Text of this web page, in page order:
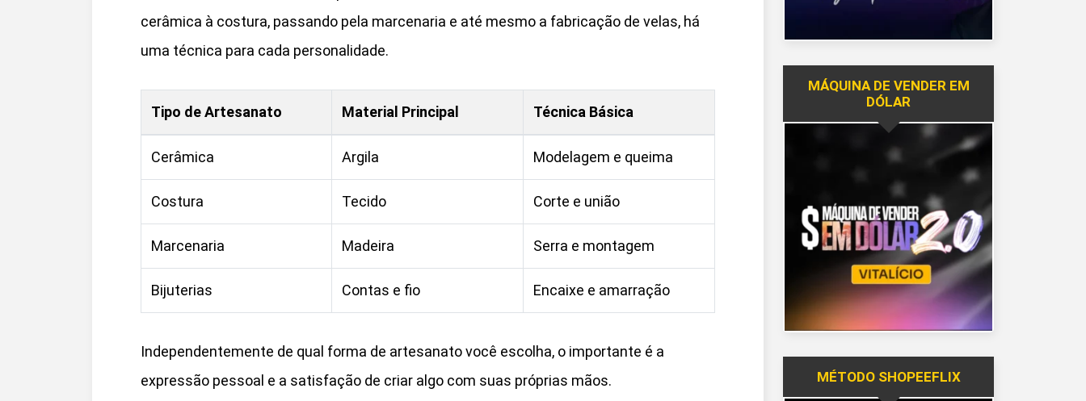
cerâmica à costura, passando pela marcenaria e até mesmo a fabricação de velas, há
uma técnica para cada personalidade.
Tipo de Artesanato Material Principal Técnica Básica
Cerâmica Argila Modelagem e queima
Costura Tecido Corte e união
Marcenaria Madeira Serra e montagem
Bijuterias Contas e fio Encaixe e amarração
Independentemente de qual forma de artesanato você escolha, o importante é a
expressão pessoal e a satisfação de criar algo com suas próprias mãos.
MÁQUINA DE VENDER EM
DÓLAR
MÉTODO SHOPEEFLIX